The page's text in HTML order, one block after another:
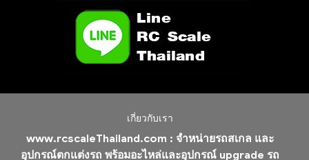
เกี่ยวกับเรา
www.rcscaleThailand.com : จำหน่ายรถสเกล และ
อุปกรณ์ตกแต่งรถ พร้อมอะไหล่และอุปกรณ์ upgrade รถ